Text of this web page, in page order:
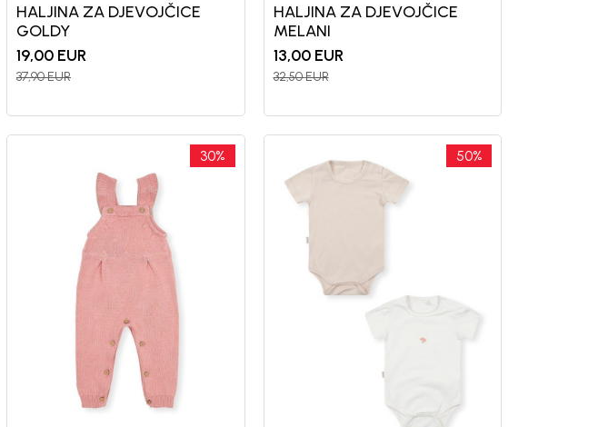
HALJINA ZA DJEVOJČICE
GOLDY
19,00 EUR
37,90EUR
HALJINA ZA DJEVOJČICE
MELANI
13,00 EUR
32,50EUR
30% 50%